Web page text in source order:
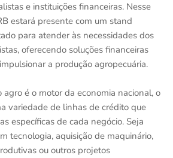
e instituições financeiras. Nesse
estará presente com um stand
para atender às necessidades dos
oferecendo soluções financeiras
a produção agropecuária.
agro é o motor da economia nacional, o
variedade de linhas de crédito que
específicas de cada negócio. Seja
tecnologia, aquisição de maquinário,
ou outros projetos